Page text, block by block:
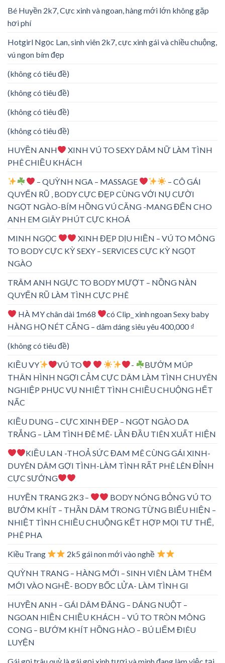
Bé Huyền 2k7, Cực xinh và ngoan, hàng mới lớn không gặp
hơi phí
Hotgirl Ngọc Lan, sinh viên 2k7, cực xinh gái và chiều chuộng,
vú ngon bím đẹp
(không có tiêu đề)
(không có tiêu đề)
(không có tiêu đề)
(không có tiêu đề)
HUYỀN ANH
XINH VÚ TO SEXY DÂM NỮ LÀM TÌNH
PHÊ CHIỀU KHÁCH
– QUỲNH NGA – MASSAGE
– CÔ GÁI
QUYẾN RŨ , BODY CỰC ĐẸP CÙNG VỚI NỤ CƯỜI
NGỌT NGÀO-BÍM HỒNG VÚ CĂNG -MANG ĐẾN CHO
ANH EM GIÂY PHÚT CỰC KHOÁ
MINH NGỌC
XINH ĐẸP DỊU HIỀN – VÚ TO MÔNG
TO BODY CỰC KỲ SEXY – SERVICES CỰC KỲ NGỌT
NGÀO
TRÂM ANH NGỰC TO BODY MƯỢT – NỒNG NÀN
QUYẾN RŨ LÀM TÌNH CỰC PHÊ
HÀ MY chân dài 1m68
có Clip_ xinh ngoan Sexy baby
HÀNG HỌ NÉT CĂNG – dâm dáng siêu yêu 400,000 ₫
(không có tiêu đề)
KIỀU VY
VÚ TO -
BƯỚM MÚP
THÂN HÌNH NGỢI CẢM CỰC DÂM LÀM TÌNH CHUYÊN
NGHIỆP PHỤC VỤ NHIỆT TÌNH CHIỀU CHUỘNG HẾT
NẤC
KIỀU DUNG – CỰC XINH ĐẸP – NGỌT NGÀO DA
TRẮNG – LÀM TÌNH ĐÊ MÊ- LẦN ĐẦU TIÊN XUẤT HIỆN
KIỀU LAN -THOẢ SỨC ĐAM MÊ CÙNG GÁI XINH-
DUYÊN DÂM GỢI TÌNH-LÀM TÌNH RẤT PHÊ LÊN ĐỈNH
CỰC SƯỚNG
HUYỀN TRANG 2K3 –
BODY NÓNG BỎNG VÚ TO
BƯỚM KHÍT – THẦN DÂM TRONG TỪNG BIỂU HIỆN –
NHIỆT TÌNH CHIỀU CHUỘNG KẾT HỢP MỌI TƯ THẾ,
PHÊ PHA
Kiều Trang
2k5 gái non mới vào nghề
QUỲNH TRANG – HÀNG MỚI – SINH VIÊN LÀM THÊM
MỚI VÀO NGHỀ- BODY BỐC LỬA- LÀM TÌNH GI
HUYỀN ANH – GÁI DÂM ĐÃNG – DÁNG NUỘT –
NGOAN HIỀN CHIỀU KHÁCH – VÚ TO TRÒN MÔNG
CONG – BƯỚM KHÍT HỒNG HÀO – BÚ LIẾM ĐIÊU
LUYỆN